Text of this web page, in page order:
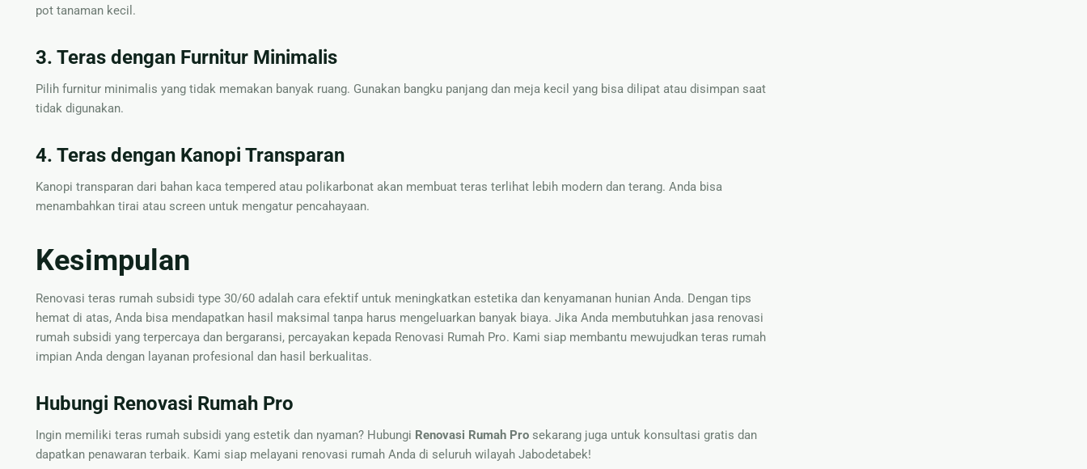
pot tanaman kecil.
3. Teras dengan Furnitur Minimalis
Pilih furnitur minimalis yang tidak memakan banyak ruang. Gunakan bangku panjang dan meja kecil yang bisa dilipat atau disimpan saat
tidak digunakan.
4. Teras dengan Kanopi Transparan
Kanopi transparan dari bahan kaca tempered atau polikarbonat akan membuat teras terlihat lebih modern dan terang. Anda bisa
menambahkan tirai atau screen untuk mengatur pencahayaan.
Kesimpulan
Renovasi teras rumah subsidi type 30/60 adalah cara efektif untuk meningkatkan estetika dan kenyamanan hunian Anda. Dengan tips
hemat di atas, Anda bisa mendapatkan hasil maksimal tanpa harus mengeluarkan banyak biaya. Jika Anda membutuhkan jasa renovasi
rumah subsidi yang terpercaya dan bergaransi, percayakan kepada Renovasi Rumah Pro. Kami siap membantu mewujudkan teras rumah
impian Anda dengan layanan profesional dan hasil berkualitas.
Hubungi Renovasi Rumah Pro
Ingin memiliki teras rumah subsidi yang estetik dan nyaman? Hubungi Renovasi Rumah Prosekarang juga untuk konsultasi gratis dan
dapatkan penawaran terbaik. Kami siap melayani renovasi rumah Anda di seluruh wilayah Jabodetabek!